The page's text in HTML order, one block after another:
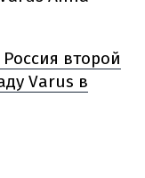
второй
Varus в